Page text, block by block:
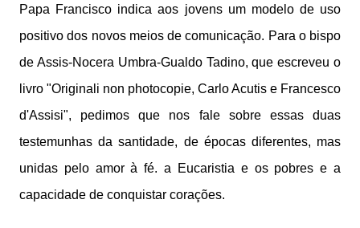
Papa Francisco indica aos jovens um modelo de uso
positivo dos novos meios de comunicação. Para o bispo
de Assis-Nocera Umbra-Gualdo Tadino, que escreveu o
livro "Originali non photocopie, Carlo Acutis e Francesco
d'Assisi", pedimos que nos fale sobre essas duas
testemunhas da santidade, de épocas diferentes, mas
unidas pelo amor à fé. a Eucaristia e os pobres e a
capacidade de conquistar corações.